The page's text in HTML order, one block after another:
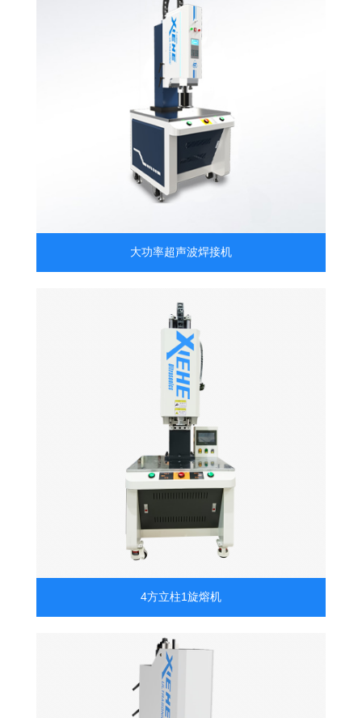
大功率超声波焊接机
4方立柱1旋熔机